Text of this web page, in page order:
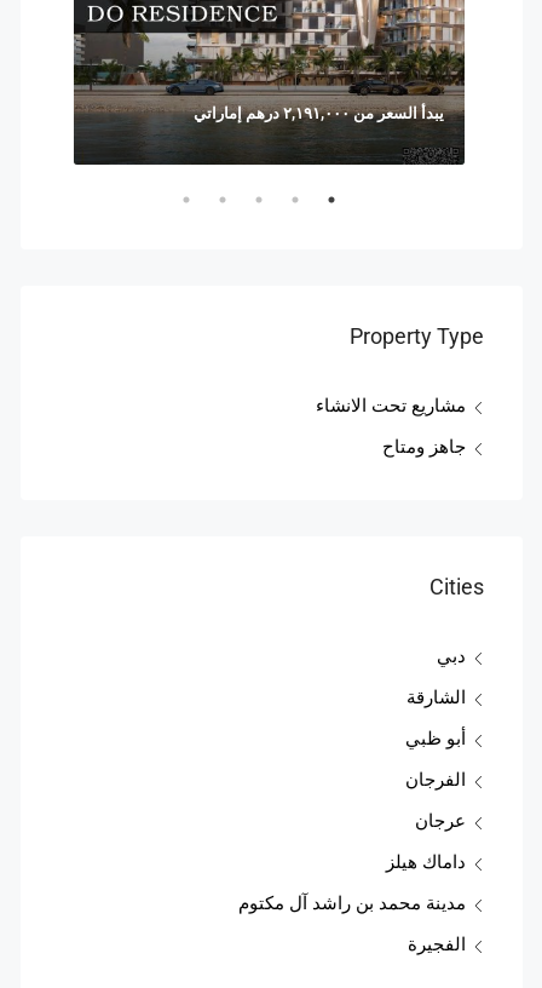
يبدأ السعر من ٢,١٩١,٠٠٠ درهم إماراتي
Property Type
مشاريع تحت الانشاء
جاهز ومتاح
Cities
دبي
الشارقة
أبو ظبي
الفرجان
عرجان
داماك هيلز
مدينة محمد بن راشد آل مكتوم
الفجيرة